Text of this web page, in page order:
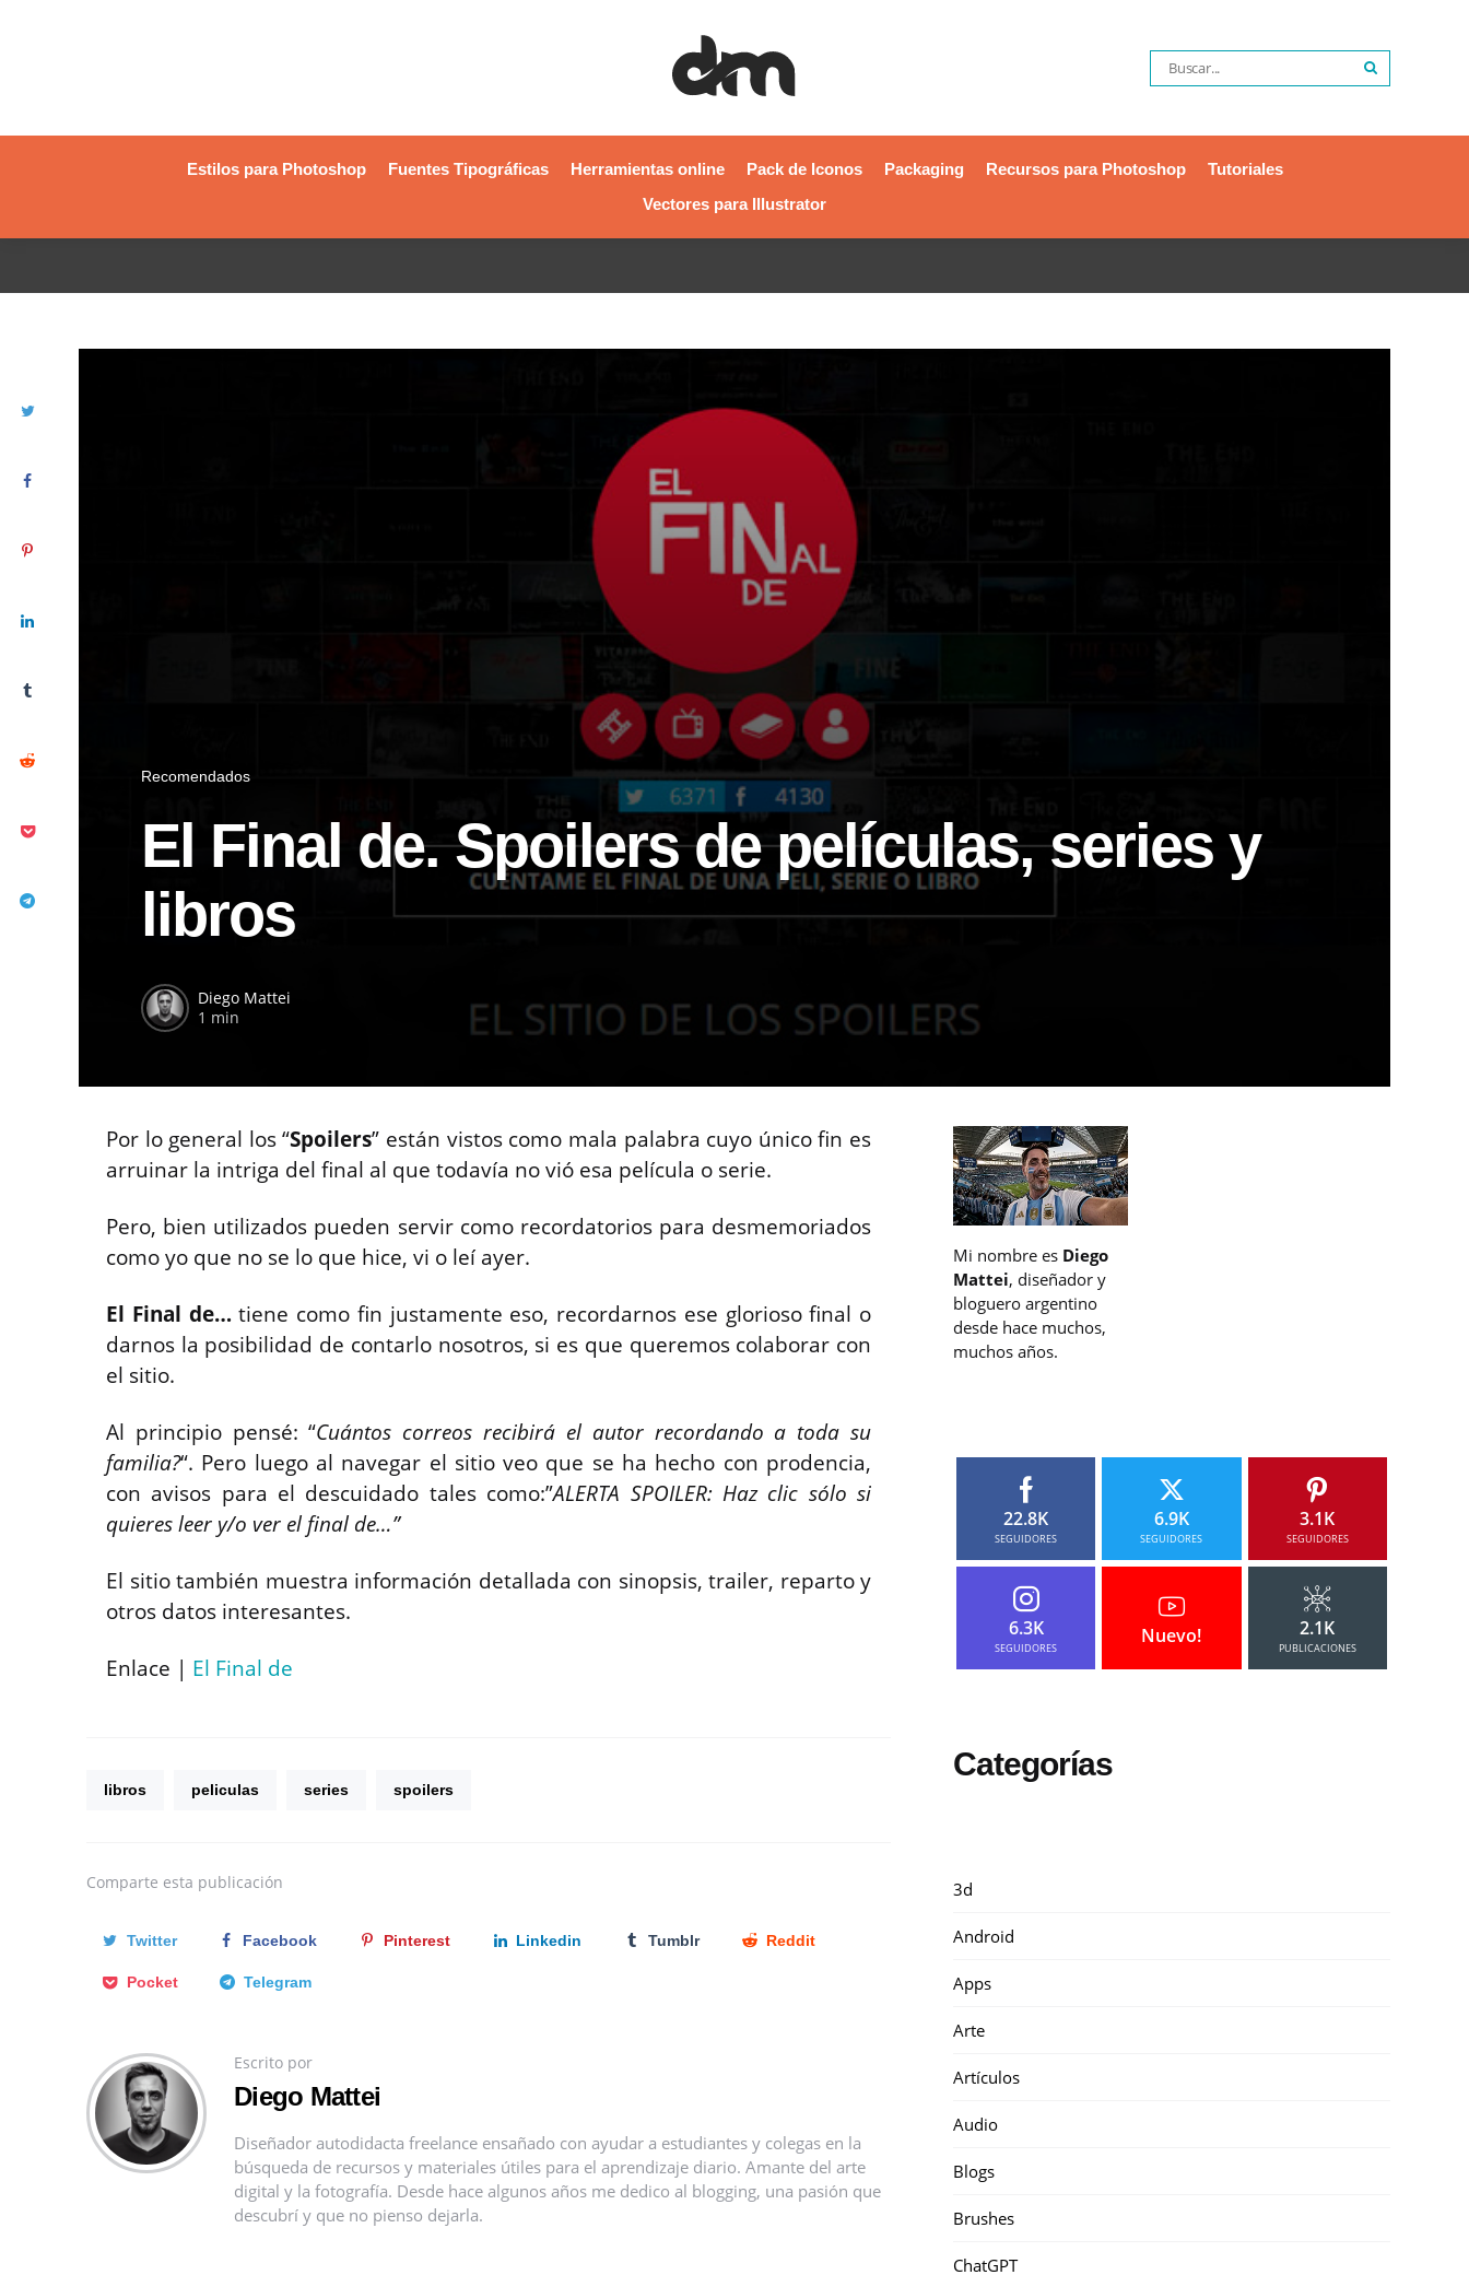
Estilos para Photoshop Fuentes Tipográficas Herramientas online Pack de Iconos Packaging Recursos para Photoshop
Tutoriales
Vectores para Illustrator
Recomendados
El Final de. Spoilers de películas, series y
libros
Diego Mattei
1 min
Por lo general los “Spoilers” están vistos como mala palabra cuyo único fin es
arruinar la intriga del final al que todavía no vió esa película o serie.
Pero, bien utilizados pueden servir como recordatorios para desmemoriados
como yo que no se lo que hice, vi o leí ayer.
El Final de…tiene como fin justamente eso, recordarnos ese glorioso final o
darnos la posibilidad de contarlo nosotros, si es que queremos colaborar con
el sitio.
Al principio pensé: “Cuántos correos recibirá el autor recordando a toda su
familia?“. Pero luego al navegar el sitio veo que se ha hecho con prodencia,
con avisos para el descuidado tales como:”ALERTA SPOILER: Haz clic sólo si
quieres leer y/o ver el final de…”
El sitio también muestra información detallada con sinopsis, trailer, reparto y
otros datos interesantes.
Enlace | El Final de
libros peliculas series spoilers
Comparte esta publicación
Twitter Facebook Pinterest Linkedin Tumblr Reddit
Pocket Telegram
Escrito por
Diego Mattei
Diseñador autodidacta freelance ensañado con ayudar a estudiantes y colegas en la
búsqueda de recursos y materiales útiles para el aprendizaje diario. Amante del arte
digital y la fotografía. Desde hace algunos años me dedico al blogging, una pasión que
descubrí y que no pienso dejarla.
Mi nombre es Diego
Mattei, diseñador y
bloguero argentino
desde hace muchos,
muchos años.
22.8K
SEGUIDORES
6.9K
SEGUIDORES
3.1K
SEGUIDORES
6.3K
SEGUIDORES
Nuevo! 2.1K
PUBLICACIONES
Categorías
3d
Android
Apps
Arte
Artículos
Audio
Blogs
Brushes
ChatGPT